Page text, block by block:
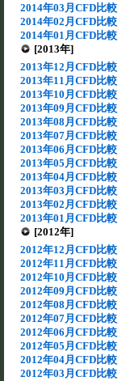
2014年03月CFD比較
2014年02月CFD比較
2014年01月CFD比較
[2013年]
2013年12月CFD比較
2013年11月CFD比較
2013年10月CFD比較
2013年09月CFD比較
2013年08月CFD比較
2013年07月CFD比較
2013年06月CFD比較
2013年05月CFD比較
2013年04月CFD比較
2013年03月CFD比較
2013年02月CFD比較
2013年01月CFD比較
[2012年]
2012年12月CFD比較
2012年11月CFD比較
2012年10月CFD比較
2012年09月CFD比較
2012年08月CFD比較
2012年07月CFD比較
2012年06月CFD比較
2012年05月CFD比較
2012年04月CFD比較
2012年03月CFD比較